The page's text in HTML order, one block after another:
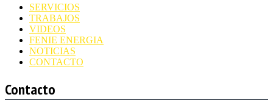
SERVICIOS
TRABAJOS
VIDEOS
FENIE ENERGIA
NOTICIAS
CONTACTO
Contacto